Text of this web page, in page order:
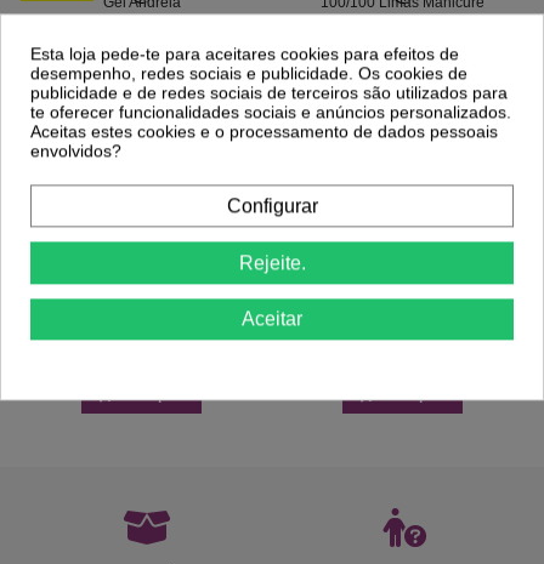
3,49 €6,40 €
00d. 15:41 : 16
100/100
0,69 €
Esta loja pede-te para aceitares cookies para efeitos de
desempenho, redes sociais e publicidade. Os cookies de
publicidade e de redes sociais de terceiros são utilizados para
te oferecer funcionalidades sociais e anúncios personalizados.
Aceitas estes cookies e o processamento de dados pessoais
envolvidos?
Configurar
Rejeite.
Aceitar